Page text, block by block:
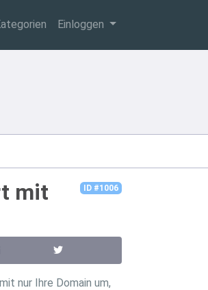
Einloggen
ID #1006
mit
nur Ihre Domain um,